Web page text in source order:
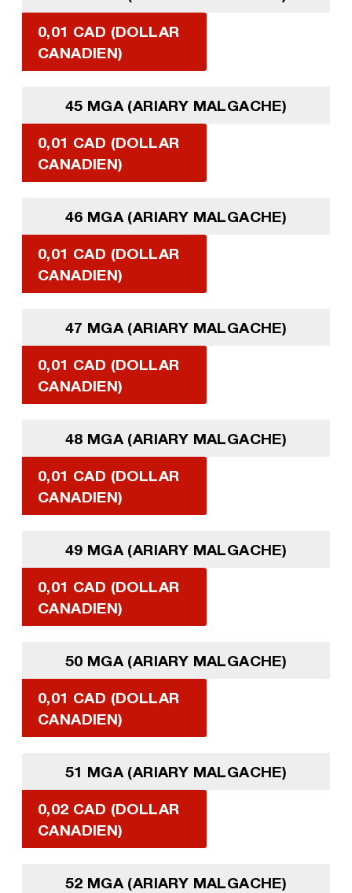
0,01 CAD (DOLLAR
CANADIEN)
45 MGA (ARIARY MALGACHE)
0,01 CAD (DOLLAR
CANADIEN)
46 MGA (ARIARY MALGACHE)
0,01 CAD (DOLLAR
CANADIEN)
47 MGA (ARIARY MALGACHE)
0,01 CAD (DOLLAR
CANADIEN)
48 MGA (ARIARY MALGACHE)
0,01 CAD (DOLLAR
CANADIEN)
49 MGA (ARIARY MALGACHE)
0,01 CAD (DOLLAR
CANADIEN)
50 MGA (ARIARY MALGACHE)
0,01 CAD (DOLLAR
CANADIEN)
51 MGA (ARIARY MALGACHE)
0,02 CAD (DOLLAR
CANADIEN)
52 MGA (ARIARY MALGACHE)